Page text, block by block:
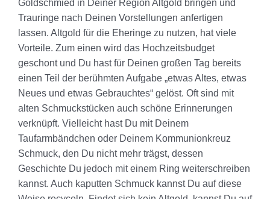
Goldschmied in Deiner Region Altgold bringen und
Trauringe nach Deinen Vorstellungen anfertigen
lassen. Altgold für die Eheringe zu nutzen, hat viele
Vorteile. Zum einen wird das Hochzeitsbudget
geschont und Du hast für Deinen großen Tag bereits
einen Teil der berühmten Aufgabe „etwas Altes, etwas
Neues und etwas Gebrauchtes“ gelöst. Oft sind mit
alten Schmuckstücken auch schöne Erinnerungen
verknüpft. Vielleicht hast Du mit Deinem
Taufarmbändchen oder Deinem Kommunionkreuz
Schmuck, den Du nicht mehr trägst, dessen
Geschichte Du jedoch mit einem Ring weiterschreiben
kannst. Auch kaputten Schmuck kannst Du auf diese